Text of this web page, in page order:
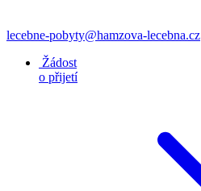
lecebne-pobyty@hamzova-lecebna.cz
Žádost
o přijetí